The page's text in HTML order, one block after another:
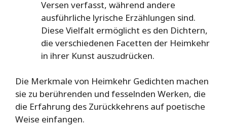
Versen verfasst, während andere
ausführliche lyrische Erzählungen sind.
Diese Vielfalt ermöglicht es den Dichtern,
die verschiedenen Facetten der Heimkehr
in ihrer Kunst auszudrücken.
Die Merkmale von Heimkehr Gedichten machen
sie zu berührenden und fesselnden Werken, die
die Erfahrung des Zurückkehrens auf poetische
Weise einfangen.